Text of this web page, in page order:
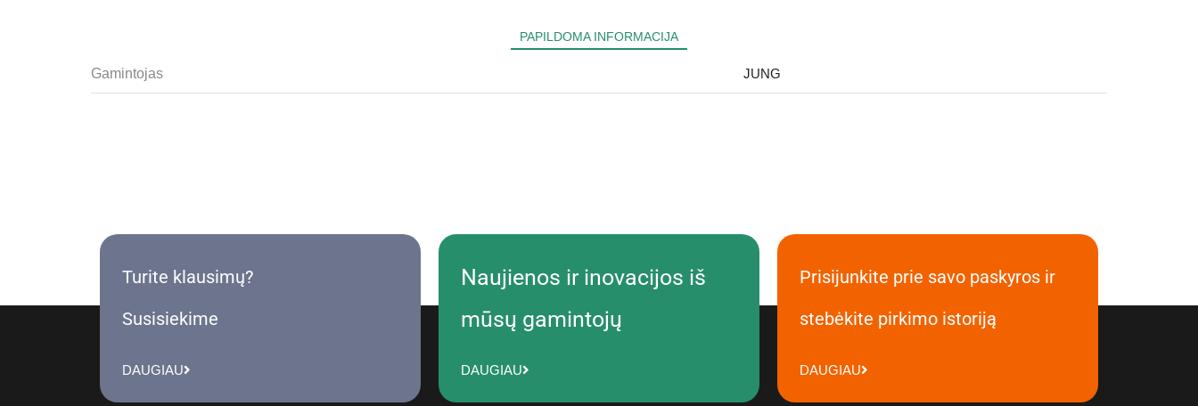
PAPILDOMA INFORMACIJA
Gamintojas JUNG
Turite klausimų?
Susisiekime
DAUGIAU
Naujienos ir inovacijos iš
mūsų gamintojų
DAUGIAU
Prisijunkite prie savo paskyros ir
stebėkite pirkimo istoriją
DAUGIAU